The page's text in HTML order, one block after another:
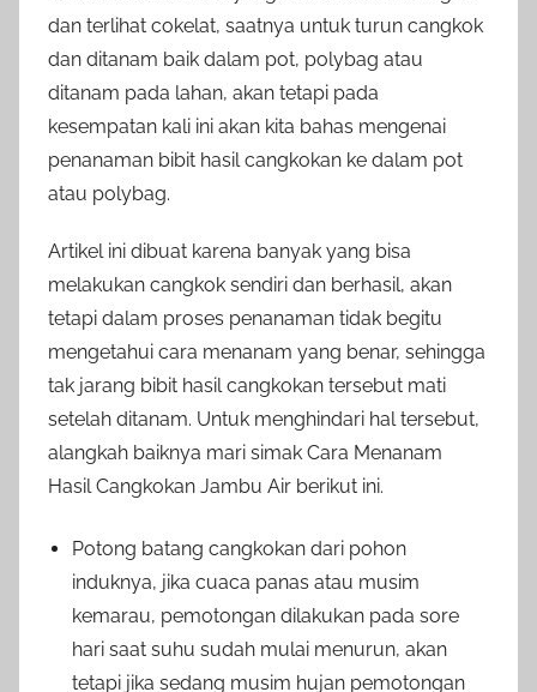
dan terlihat cokelat, saatnya untuk turun cangkok
dan ditanam baik dalam pot, polybag atau
ditanam pada lahan, akan tetapi pada
kesempatan kali ini akan kita bahas mengenai
penanaman bibit hasil cangkokan ke dalam pot
atau polybag.
Artikel ini dibuat karena banyak yang bisa
melakukan cangkok sendiri dan berhasil, akan
tetapi dalam proses penanaman tidak begitu
mengetahui cara menanam yang benar, sehingga
tak jarang bibit hasil cangkokan tersebut mati
setelah ditanam. Untuk menghindari hal tersebut,
alangkah baiknya mari simak Cara Menanam
Hasil Cangkokan Jambu Air berikut ini.
Potong batang cangkokan dari pohon
induknya, jika cuaca panas atau musim
kemarau, pemotongan dilakukan pada sore
hari saat suhu sudah mulai menurun, akan
tetapi jika sedang musim hujan pemotongan